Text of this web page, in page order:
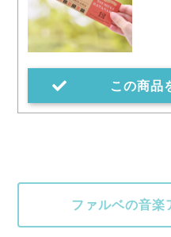
この商品
ファルベの音楽